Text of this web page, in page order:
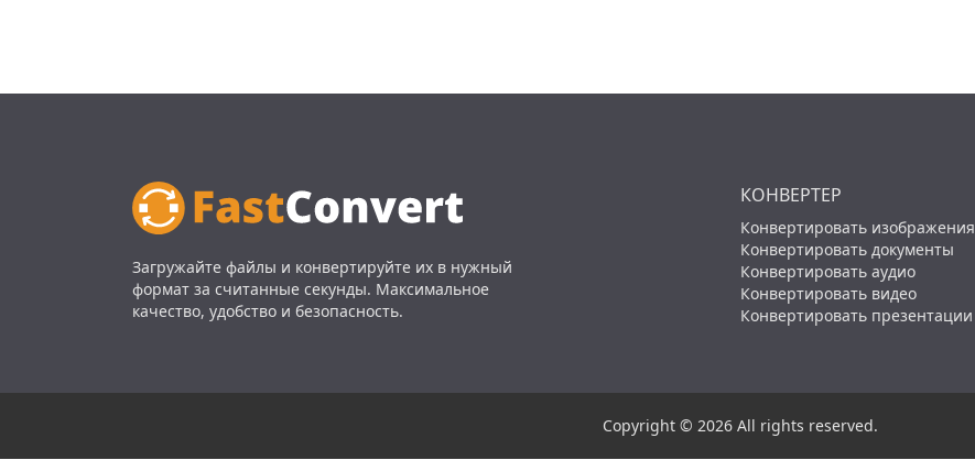
Загружайте файлы и конвертируйте их в нужный
формат за считанные секунды. Максимальное
качество, удобство и безопасность.
КОНВЕРТЕР
Конвертировать изображения
Конвертировать документы
Конвертировать аудио
Конвертировать видео
Конвертировать презентации
Copyright © 2026 All rights reserved.